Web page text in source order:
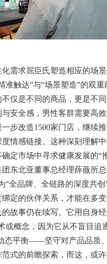
需求屈臣氏塑造相应的场
准触达”与“场景塑造”的双
仅是不同的商品，更是不
安全感，男性客群需要高
步改造1500家门店，继续
情感链接。这种深刻理解
定市场中寻求健康发展的“
东北亚董事总经理薛薇所
“全品牌、全链路的深度共
定的伙伴关系，才能在多
故事仍在续写。它用自身
或概念，因为它从不盲目追
态平衡——坚守对产品品质
式的前瞻探索，而这，或